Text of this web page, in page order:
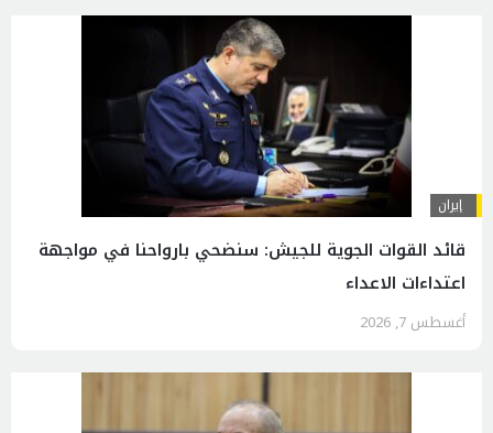
إيران
قائد القوات الجوية للجيش: سنضحي بارواحنا في مواجهة
اعتداءات الاعداء
أغسطس 7, 2026